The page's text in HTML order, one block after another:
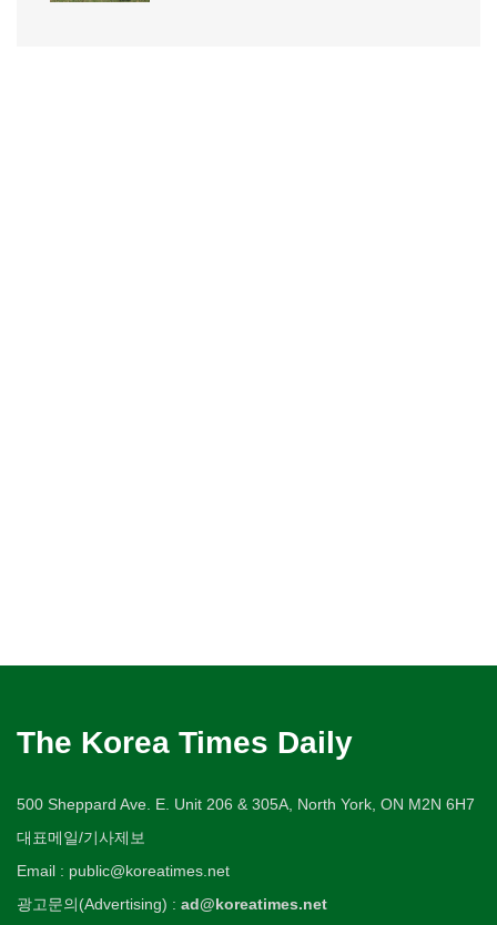
The Korea Times Daily
500 Sheppard Ave. E. Unit 206 & 305A, North York, ON M2N 6H7
대표메일/기사제보
Email : public@koreatimes.net
광고문의(Advertising) : ad@koreatimes.net